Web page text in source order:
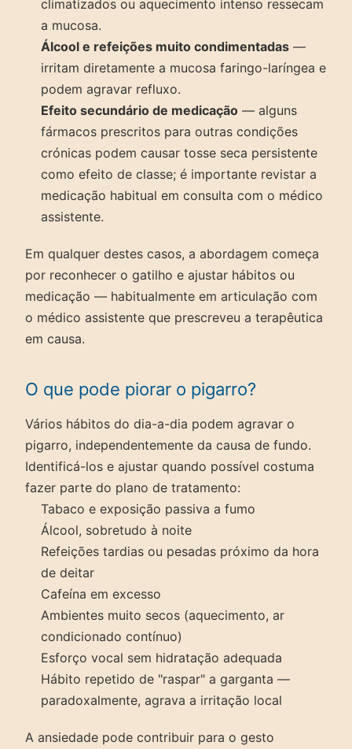
climatizados ou aquecimento intenso ressecam
a mucosa.
Álcool e refeições muito condimentadas —
irritam diretamente a mucosa faringo-laríngea e
podem agravar refluxo.
Efeito secundário de medicação — alguns
fármacos prescritos para outras condições
crónicas podem causar tosse seca persistente
como efeito de classe; é importante revistar a
medicação habitual em consulta com o médico
assistente.
Em qualquer destes casos, a abordagem começa
por reconhecer o gatilho e ajustar hábitos ou
medicação — habitualmente em articulação com
o médico assistente que prescreveu a terapêutica
em causa.
O que pode piorar o pigarro?
Vários hábitos do dia-a-dia podem agravar o
pigarro, independentemente da causa de fundo.
Identificá-los e ajustar quando possível costuma
fazer parte do plano de tratamento:
Tabaco e exposição passiva a fumo
Álcool, sobretudo à noite
Refeições tardias ou pesadas próximo da hora
de deitar
Cafeína em excesso
Ambientes muito secos (aquecimento, ar
condicionado contínuo)
Esforço vocal sem hidratação adequada
Hábito repetido de "raspar" a garganta —
paradoxalmente, agrava a irritação local
A ansiedade pode contribuir para o gesto